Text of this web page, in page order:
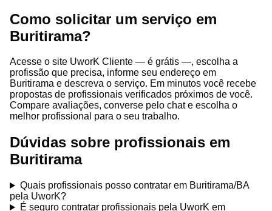
Como solicitar um serviço em
Buritirama?
Acesse o site UworK Cliente — é grátis —, escolha a
profissão que precisa, informe seu endereço em
Buritirama e descreva o serviço. Em minutos você recebe
propostas de profissionais verificados próximos de você.
Compare avaliações, converse pelo chat e escolha o
melhor profissional para o seu trabalho.
Dúvidas sobre profissionais em
Buritirama
Quais profissionais posso contratar em Buritirama/BA
pela UworK?
É seguro contratar profissionais pela UworK em